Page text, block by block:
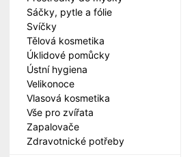
Sáčky, pytle a fólie
Svíčky
Tělová kosmetika
Úklidové pomůcky
Ústní hygiena
Velikonoce
Vlasová kosmetika
Vše pro zvířata
Zapalovače
Zdravotnické potřeby